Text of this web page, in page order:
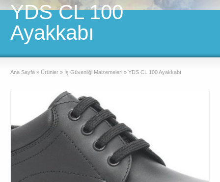
YDS CL 100
Ayakkabı
Ana Sayfa » Ürünler » İş Güvenliği Malzemeleri » YDS CL 100 Ayakkabı